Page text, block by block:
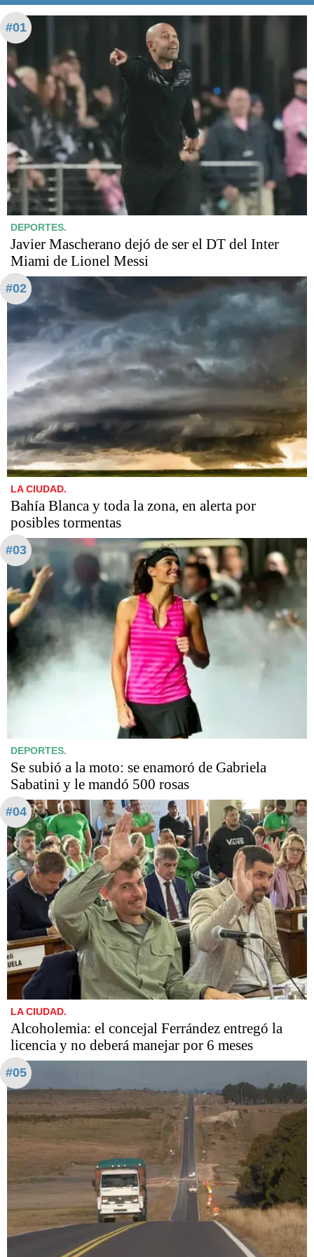
#01
DEPORTES.
Javier Mascherano dejó de ser el DT del Inter
Miami de Lionel Messi
#02
LA CIUDAD.
Bahía Blanca y toda la zona, en alerta por
posibles tormentas
#03
DEPORTES.
Se subió a la moto: se enamoró de Gabriela
Sabatini y le mandó 500 rosas
#04
LA CIUDAD.
Alcoholemia: el concejal Ferrández entregó la
licencia y no deberá manejar por 6 meses
#05